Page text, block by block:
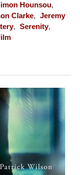
Hounsou,
Clarke, Jeremy
, Serenity,